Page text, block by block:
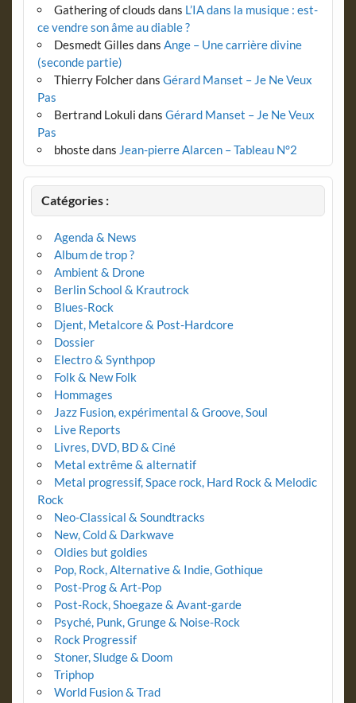
Gathering of clouds dans L’IA dans la musique : est-
ce vendre son âme au diable ?
Desmedt Gilles dans Ange – Une carrière divine
(seconde partie)
Thierry Folcherdans Gérard Manset – Je Ne Veux
Pas
Bertrand Lokuli dans Gérard Manset – Je Ne Veux
Pas
bhostedans Jean-pierre Alarcen – Tableau N°2
Catégories :
Agenda & News
Album de trop ?
Ambient & Drone
Berlin School & Krautrock
Blues-Rock
Djent, Metalcore & Post-Hardcore
Dossier
Electro & Synthpop
Folk & New Folk
Hommages
Jazz Fusion, expérimental & Groove, Soul
Live Reports
Livres, DVD, BD & Ciné
Metal extrême & alternatif
Metal progressif, Space rock, Hard Rock & Melodic
Rock
Neo-Classical & Soundtracks
New, Cold & Darkwave
Oldies but goldies
Pop, Rock, Alternative & Indie, Gothique
Post-Prog & Art-Pop
Post-Rock, Shoegaze & Avant-garde
Psyché, Punk, Grunge & Noise-Rock
Rock Progressif
Stoner, Sludge & Doom
Triphop
World Fusion & Trad